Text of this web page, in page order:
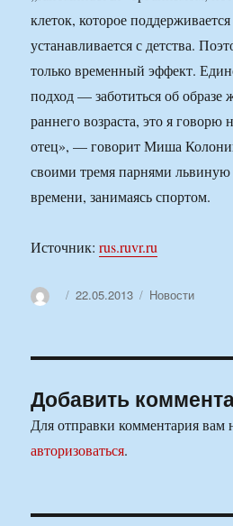
клеток, которое
устанавливается с детства.
только временный эффект.
подход — заботиться об образе
раннего возраста, это я говорю
отец», — говорит Миша
своими тремя парнями львиную
времени, занимаясь спортом.
Источник:rus.ruvr.ru
АвторОпубликовано
22.05.2013 Рубрики
Новости
Добавить
Для отправки комментария вам
авторизоваться.